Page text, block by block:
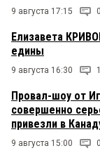
9 августа 17:15 0
Елизавета
едины
9 августа 16:30 1
Провал-шоу от
совершенно
привезли в
9 августа 15:00 0